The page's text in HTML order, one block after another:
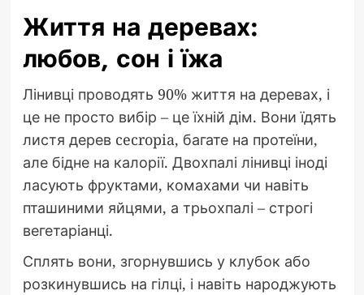
Життя на деревах:
любов, сон і їжа
Лінивці проводять 90% життя на деревах, і
це не просто вибір – це їхній дім. Вони їдять
листя дерев cecropia, багате на протеїни,
але бідне на калорії. Двохпалі лінивці іноді
ласують фруктами, комахами чи навіть
пташиними яйцями, а трьохпалі – строгі
вегетаріанці.
Сплять вони, згорнувшись у клубок або
розкинувшись на гілці, і навіть народжують